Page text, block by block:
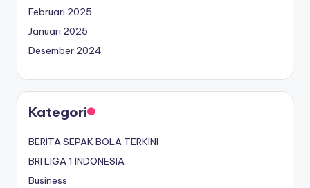
Februari 2025
Januari 2025
Desember 2024
Kategori
BERITA SEPAK BOLA TERKINI
BRI LIGA 1 INDONESIA
Business